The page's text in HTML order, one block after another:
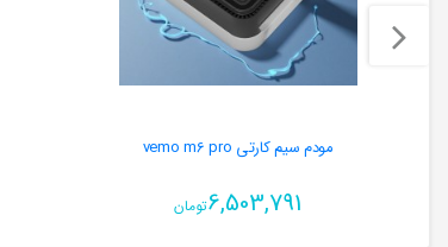
مودم سیم کارتی vemo m6 pro
6,503,791تومان